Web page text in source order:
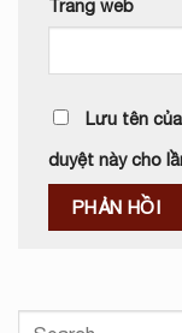
Trang web
Lưu tên
duyệt này cho